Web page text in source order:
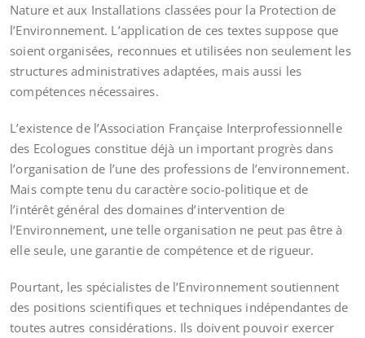
Nature et aux Installations classées pour la Protection de
l’Environnement. L’application de ces textes suppose que
soient organisées, reconnues et utilisées non seulement les
structures administratives adaptées, mais aussi les
compétences nécessaires.
L’existence de l’Association Française Interprofessionnelle
des Ecologues constitue déjà un important progrès dans
l’organisation de l’une des professions de l’environnement.
Mais compte tenu du caractère socio-politique et de
l’intérêt général des domaines d’intervention de
l’Environnement, une telle organisation ne peut pas être à
elle seule, une garantie de compétence et de rigueur.
Pourtant, les spécialistes de l’Environnement soutiennent
des positions scientifiques et techniques indépendantes de
toutes autres considérations. Ils doivent pouvoir exercer